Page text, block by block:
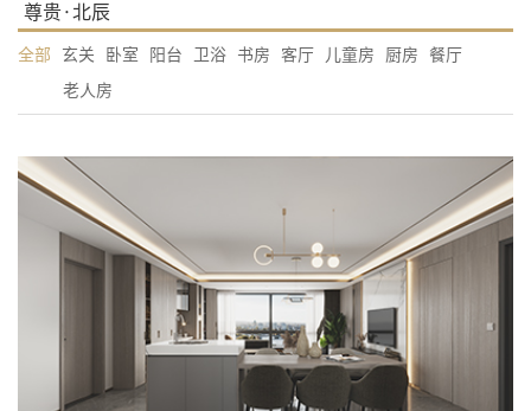
尊贵·北辰
全部 玄关 卧室 阳台 卫浴 书房 客厅 儿童房 厨房 餐厅
老人房